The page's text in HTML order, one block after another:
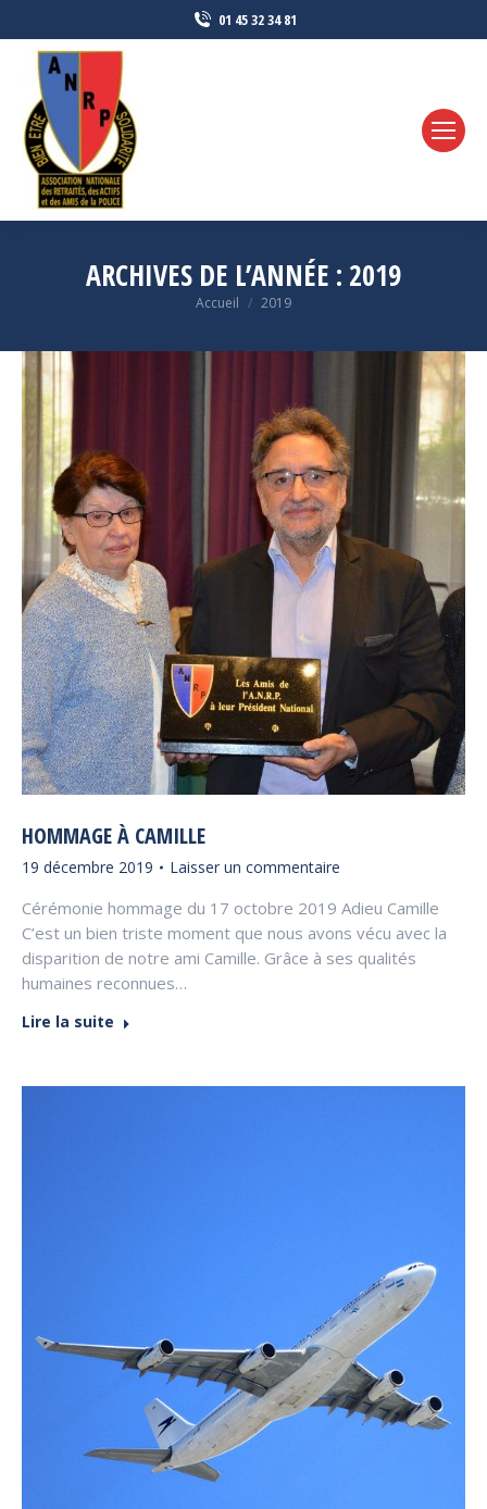
01 45 32 34 81
ARCHIVES DE L’ANNÉE : 2019
Vous êtes ici :
Accueil 2019
HOMMAGE À CAMILLE
19 décembre 2019 Laisser un commentaire
Cérémonie hommage du 17 octobre 2019 Adieu Camille
C’est un bien triste moment que nous avons vécu avec la
disparition de notre ami Camille. Grâce à ses qualités
humaines reconnues…
Lire la suite